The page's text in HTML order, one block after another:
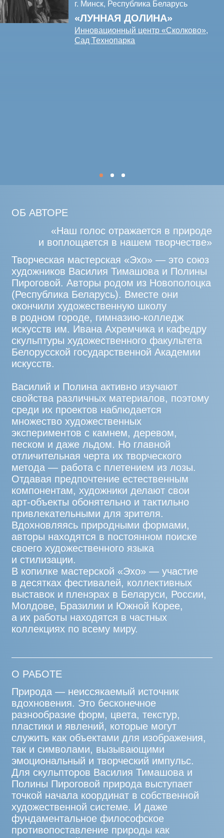
О РАБОТЕ
Природа — неиссякаемый источник
разнообразие форм, цвета, текстур,
пластики и явлений, которые могут
служить как объектами для изображения,
так и символами, вызывающими
эмоциональный и творческий импульс.
Для скульпторов Василия Тимашова и
Полины Пироговой природа выступает
точкой начала координат в собственной
художественной системе. И даже
фундаментальное философское
противопоставление природы как
нерукотворной среды и культуры как
сферы, созданной человеком, в
контексте их творчества вовсе не
возникает. Естественный порядок здесь
господствует во всем: взаимосвязь
скульптурных объектов с ландшафтом,
обращение к природным
формам, использование натуральных
материалов. Авторы воспевают красоту
и гармонию, стремятся отразить чистоту
и лаконичность восприятия окружающего
мира и его влияние на мир внутренний.
В Саду Технопарка, напротив
«Эхо» — «Лунная долина». Это
произведение иллюстрирует связь
внутренних миров — пространства, где
рождается и живет наше сознание. «Там,
ночью, в лунном свете скрыто все самое
сокровенное... Известное только нам
самим», — комментируют авторы. В этой
скульптуре три сплетенных из лозы шара
напоминают то ли кратеры, то ли
спутники, то ли зримую траекторию, по
которой движется некое небесное тело.
Они точно перетекают друг в друга, и,
благодаря их сочетанию, формируется
уникальная живая взаимосвязь —
растущая и изменчивая. Многогранность
восприятия форм увлекает наше
воображение, настраивая на созерцание
и размышления.
художников Василия Тимашова и Полины
Пироговой. Авторы родом из Новополоцка
(Республика Беларусь). Вместе они
окончили художественную школу
в родном городе, гимназию-колледж
метода — работа с плетением из лозы.
Отдавая предпочтение естественным
привлекательными для зрителя.
авторы находятся в постоянном поиске
своего художественного языка
В копилке мастерской «Эхо» — участие
в десятках фестивалей, коллективных
выставок и пленэрах в Беларуси, России,
Молдове, Бразилии и Южной Корее,
а их работы находятся в частных
коллекциях по всему миру.